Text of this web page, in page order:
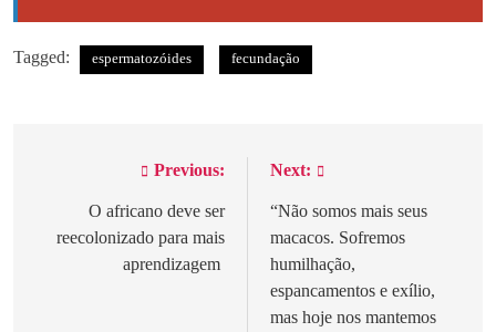
Tagged: espermatozóides fecundação
NavegaçãoPrevious:
O africano deve ser
reecolonizado para mais
aprendizagem
Next:
“Não somos mais seus
macacos. Sofremos
humilhação,
espancamentos e exílio,
mas hoje nos mantemos